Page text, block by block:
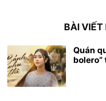
BÀI VIẾT
Quán